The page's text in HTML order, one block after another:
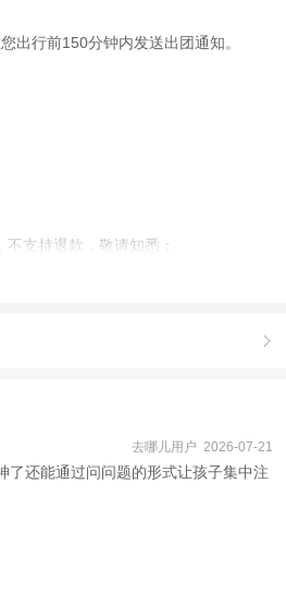
出行前150分钟内发送出团通知。
支持退款，敬请知悉；
或联系客服。

去哪儿用户 2026-07-21
了还能通过问问题的形式让孩子集中注